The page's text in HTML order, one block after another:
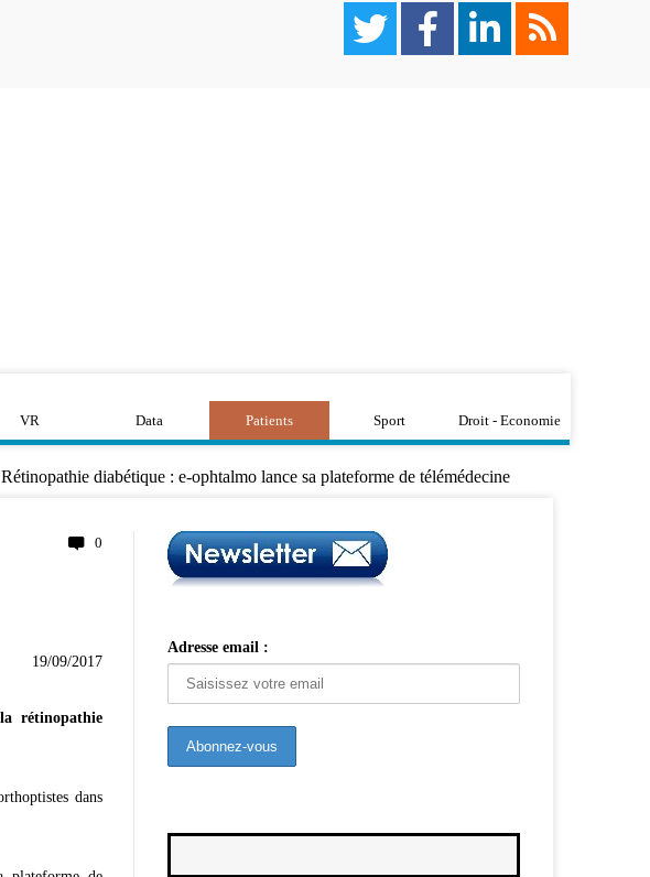
VR Data Patients Sport Droit - Economie
Rétinopathie diabétique : e-ophtalmo lance sa plateforme de télémédecine
0
19/09/2017
rétinopathie
dans
Adresse email :